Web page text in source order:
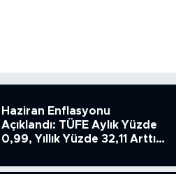
Haziran Enflasyonu
Açıklandı: TÜFE Aylık Yüzde
0,99, Yıllık Yüzde 32,11 Arttı,
51.49